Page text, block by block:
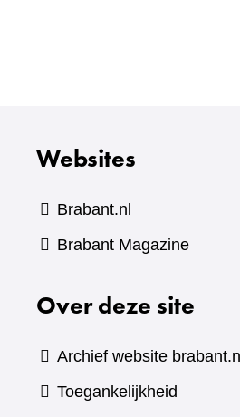
Websites
Brabant.nl
Brabant Magazine(verwijst
een
Over deze site
Archief website brabant.nl
Toegankelijkheid